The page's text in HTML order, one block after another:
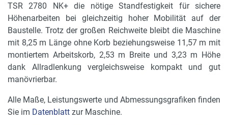
Gewicht Arbeitskorb
725 kg
TSR 2780 NK+ die nötige Standfestigkeit für sichere
Höhenarbeiten bei gleichzeitig hoher Mobilität auf der
Baustelle. Trotz der großen Reichweite bleibt die Maschine
mit 8,25 m Länge ohne Korb beziehungsweise 11,57 m mit
montiertem Arbeitskorb, 2,53 m Breite und 3,23 m Höhe
dank Allradlenkung vergleichsweise kompakt und gut
manövrierbar.
Alle Maße, Leistungswerte und Abmessungsgrafiken finden
Sie im Datenblatt zur Maschine.